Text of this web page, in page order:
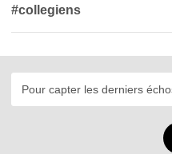
#collegiens